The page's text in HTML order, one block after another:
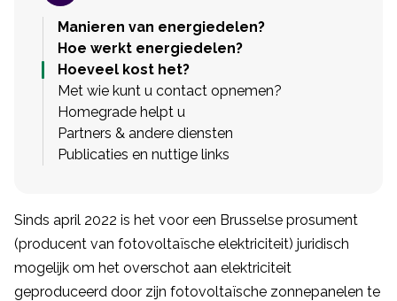
Manieren van energiedelen?
Hoe werkt energiedelen?
Hoeveel kost het?
Met wie kunt u contact opnemen?
Homegrade helpt u
Partners & andere diensten
Publicaties en nuttige links
Sinds april 2022 is het voor een Brusselse prosument
(producent van fotovoltaïsche elektriciteit) juridisch
mogelijk om het overschot aan elektriciteit
geproduceerd door zijn fotovoltaïsche zonnepanelen te